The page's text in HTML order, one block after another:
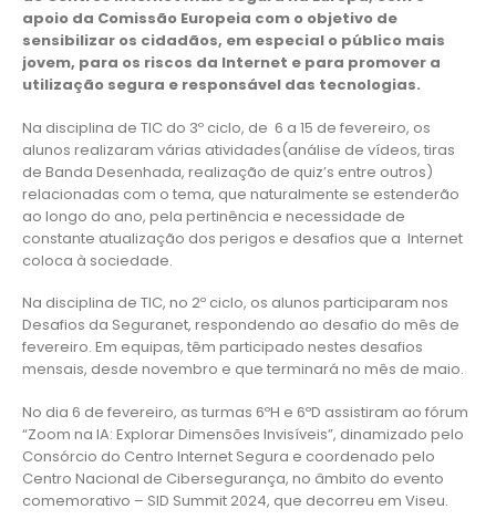
apoio da Comissão Europeia com o objetivo de
sensibilizar os cidadãos, em especial o público mais
jovem, para os riscos da Internet e para promover a
utilização segura e responsável das tecnologias.
Na disciplina de TIC do 3º ciclo, de 6 a 15 de fevereiro, os
alunos realizaram várias atividades(análise de vídeos, tiras
de Banda Desenhada, realização de quiz’s entre outros)
relacionadas com o tema, que naturalmente se estenderão
ao longo do ano, pela pertinência e necessidade de
constante atualização dos perigos e desafios que a Internet
coloca à sociedade.
Na disciplina de TIC, no 2º ciclo, os alunos participaram nos
Desafios da Seguranet, respondendo ao desafio do mês de
fevereiro. Em equipas, têm participado nestes desafios
mensais, desde novembro e que terminará no mês de maio.
No dia 6 de fevereiro, as turmas 6ºH e 6ºD assistiram ao fórum
“Zoom na IA: Explorar Dimensões Invisíveis”, dinamizado pelo
Consórcio do Centro Internet Segura e coordenado pelo
Centro Nacional de Cibersegurança, no âmbito do evento
comemorativo – SID Summit 2024, que decorreu em Viseu.